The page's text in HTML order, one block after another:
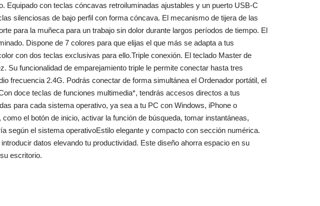
con teclas cóncavas retroiluminadas ajustables y un puerto USB-C
silenciosas de bajo perfil con forma cóncava. El mecanismo de tijera de las
para la muñeca para un trabajo sin dolor durante largos períodos de tiempo. El
Dispone de 7 colores para que elijas el que más se adapta a tus
con dos teclas exclusivas para ello.Triple conexión. El teclado Master de
Su funcionalidad de emparejamiento triple le permite conectar hasta tres
frecuencia 2.4G. Podrás conectar de forma simultánea el Ordenador portátil, el
doce teclas de funciones multimedia*, tendrás accesos directos a tus
para cada sistema operativo, ya sea a tu PC con Windows, iPhone o
el botón de inicio, activar la función de búsqueda, tomar instantáneas,
según el sistema operativoEstilo elegante y compacto con sección numérica.
datos elevando tu productividad. Este diseño ahorra espacio en su
escritorio.